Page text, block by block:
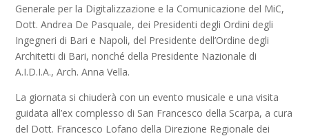
Generale per la Digitalizzazione e la Comunicazione del MiC,
Dott. Andrea De Pasquale, dei Presidenti degli Ordini degli
Ingegneri di Bari e Napoli, del Presidente dell’Ordine degli
Architetti di Bari, nonché della Presidente Nazionale di
A.I.D.I.A., Arch. Anna Vella.
La giornata si chiuderà con un evento musicale e una visita
guidata all’ex complesso di San Francesco della Scarpa, a cura
del Dott. Francesco Lofano della Direzione Regionale dei